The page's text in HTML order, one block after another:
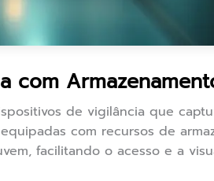
com
de vigilância que
com recursos de
facilitando o acesso e a